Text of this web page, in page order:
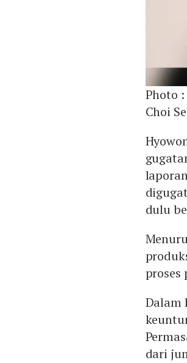
Photo :
Choi
dulu
proses
Dalam
dari